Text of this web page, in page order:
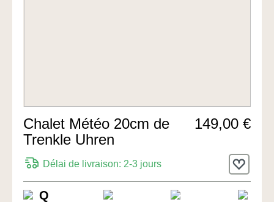
Chalet Météo 20cm de
Trenkle Uhren
149,00 €
Délai de livraison: 2-3 jours
Q